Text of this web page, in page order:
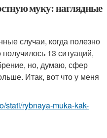
муку: наглядные
случаи, когда полезно
13 ситуаций,
но, думаю, сфер
Итак, вот что у меня
stati/rybnaya-muka-kak-